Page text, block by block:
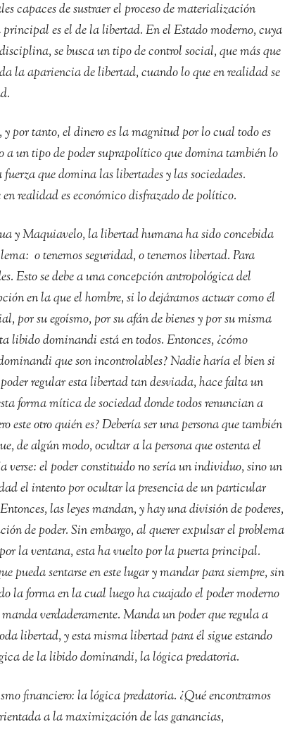
capaces de sustraer el proceso de materialización
es el de la libertad. En el Estado moderno, cuya
se busca un tipo de control social, que más que
la apariencia de libertad, cuando lo que en realidad se
por tanto, el dinero es la magnitud por lo cual todo es
a un tipo de poder suprapolítico que domina también lo
que domina las libertades y las sociedades.
realidad es económico disfrazado de político.
y Maquiavelo, la libertad humana ha sido concebida
o tenemos seguridad, o tenemos libertad. Para
Esto se debe a una concepción antropológica del
en la que el hombre, si lo dejáramos actuar como él
por su egoísmo, por su afán de bienes y por su misma
libido dominandi está en todos. Entonces, ¿cómo
que son incontrolables? Nadie haría el bien si
regular esta libertad tan desviada, hace falta un
forma mítica de sociedad donde todos renuncian a
este otro quién es? Debería ser una persona que también
de algún modo, ocultar a la persona que ostenta el
verse: el poder constituido no sería un individuo, sino un
el intento por ocultar la presencia de un particular
las leyes mandan, y hay una división de poderes,
de poder. Sin embargo, al querer expulsar el problema
la ventana, esta ha vuelto por la puerta principal.
pueda sentarse en este lugar y mandar para siempre, sin
la forma en la cual luego ha cuajado el poder moderno
verdaderamente. Manda un poder que regula a
libertad, y esta misma libertad para él sigue estando
de la libido dominandi, la lógica predatoria.
financiero: la lógica predatoria. ¿Qué encontramos
a la maximización de las ganancias,